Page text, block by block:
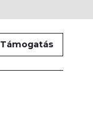
Támogatás